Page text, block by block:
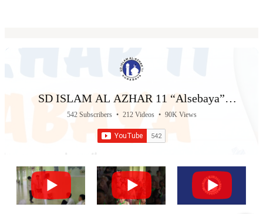
SD ISLAM AL AZHAR 11 “Alsebaya”
Surabaya
542 Subscribers • 212 Videos • 90K Views